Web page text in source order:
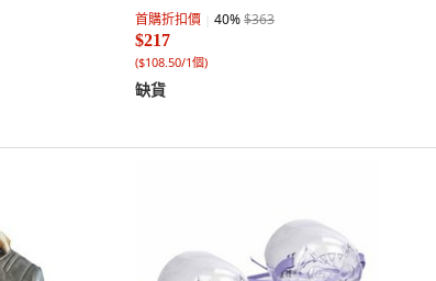
首購折扣價 40%$363
$217
($108.50/1個)
缺貨